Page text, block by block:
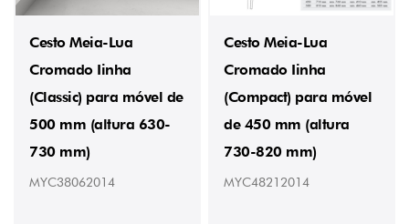
Cesto Meia-Lua
Cromado Iinha
(Classic) para móvel de
500 mm (altura 630-
730 mm)
MYC38062014
Cesto Meia-Lua
Cromado Iinha
(Compact) para móvel
de 450 mm (altura
730-820 mm)
MYC48212014
(1)
kg
(1)
kg
10,6
(2)